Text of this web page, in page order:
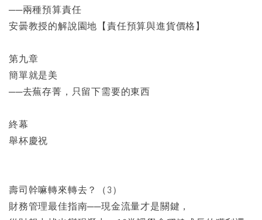
──兩種預算責任
安曇教授的解說園地【責任預算與進貨價格】
第九章
簡單就是美
──去蕪存菁，只留下需要的東西
終幕
舉杯慶祝
壽司幹嘛轉來轉去？（3）
財務管理最佳指南──現金流量才是關鍵，